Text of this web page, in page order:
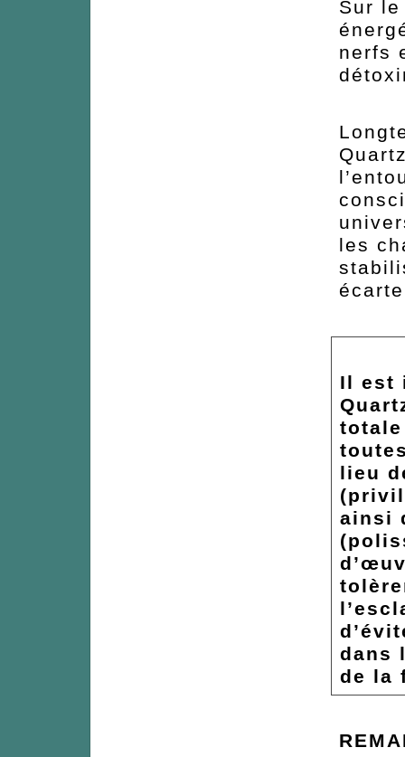
Sur
nerfs
les
Il est
lieu
ainsi
dans
de la